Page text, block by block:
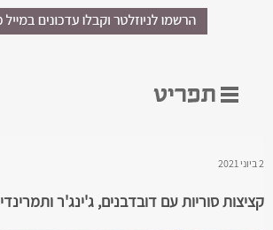
2 ביוני 2021
קציצות סוריות עם דובדבנים, ג'ינג'ר ותמרינדי